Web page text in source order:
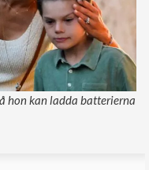
hon kan ladda batterierna